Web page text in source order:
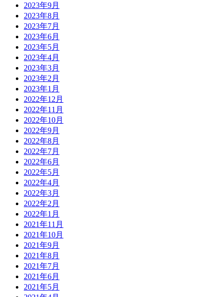
2023年9月
2023年8月
2023年7月
2023年6月
2023年5月
2023年4月
2023年3月
2023年2月
2023年1月
2022年12月
2022年11月
2022年10月
2022年9月
2022年8月
2022年7月
2022年6月
2022年5月
2022年4月
2022年3月
2022年2月
2022年1月
2021年11月
2021年10月
2021年9月
2021年8月
2021年7月
2021年6月
2021年5月